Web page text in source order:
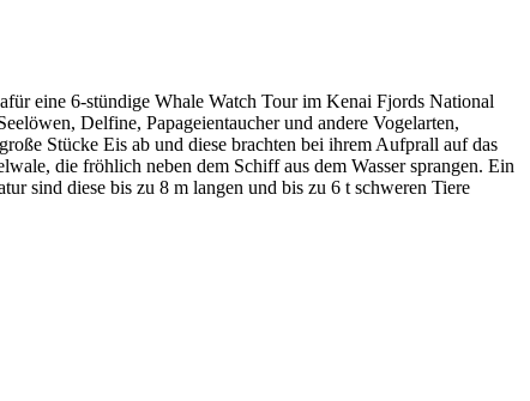
eine 6-stündige Whale Watch Tour im Kenai Fjords National
Delfine, Papageientaucher und andere Vogelarten,
Stücke Eis ab und diese brachten bei ihrem Aufprall auf das
die fröhlich neben dem Schiff aus dem Wasser sprangen. Ein
sind diese bis zu 8 m langen und bis zu 6 t schweren Tiere